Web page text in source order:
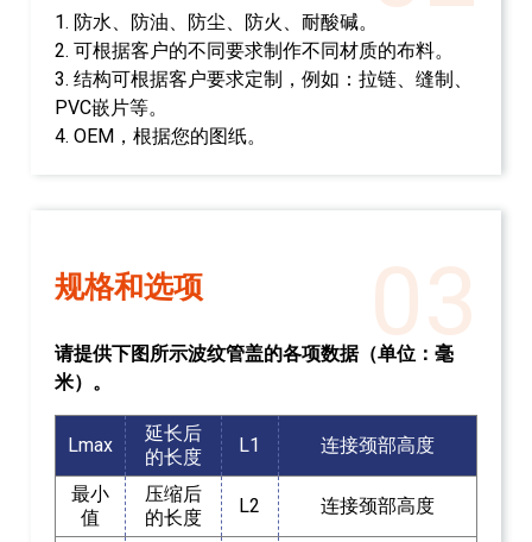
1. 防水、防油、防尘、防火、耐酸碱。
2. 可根据客户的不同要求制作不同材质的布料。
3. 结构可根据客户要求定制，例如：拉链、缝制、
PVC嵌片等。
4. OEM，根据您的图纸。
03
规格和选项
请提供下图所示波纹管盖的各项数据（单位：毫
米）。
Lmax
延长后
的长度
L1 连接颈部高度
最小
值
压缩后
的长度
L2 连接颈部高度